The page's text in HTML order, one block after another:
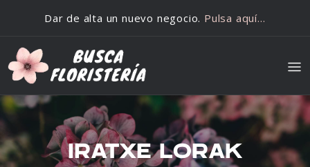
Dar de alta un nuevo negocio. Pulsa aquí…
IRATXE LORAK